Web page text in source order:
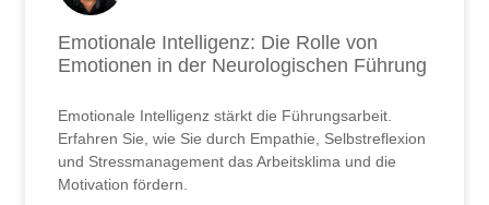
Emotionale Intelligenz: Die Rolle von
Emotionen in der Neurologischen Führung
Emotionale Intelligenz stärkt die Führungsarbeit.
Erfahren Sie, wie Sie durch Empathie, Selbstreflexion
und Stressmanagement das Arbeitsklima und die
Motivation fördern.